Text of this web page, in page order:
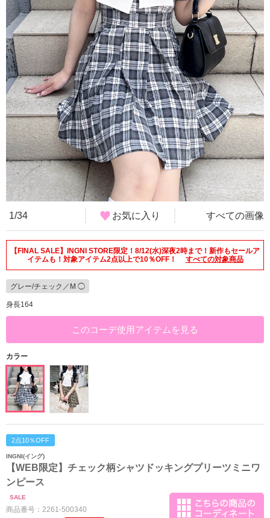
1/34 お気に入り すべての画像
【FINAL SALE】INGNI STORE限定！8/12(水)深夜2時まで！新作もセールア
イテムも！対象アイテム2点以上で10％OFF！
すべての対象商品
グレー/チェック／M ◯
身長164
このコーデ使用アイテムを見る
カラー
2点10％OFF
INGNI(イング)
【WEB限定】チェック柄シャツドッキングプリーツミニワ
ンピース
SALE
商品番号： 2261-500340